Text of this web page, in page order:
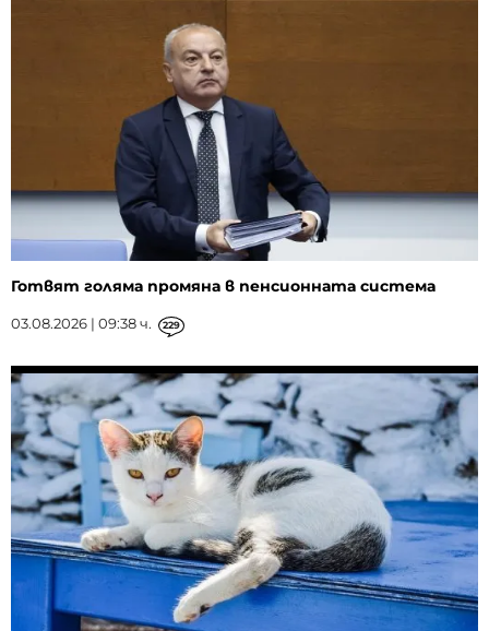
Готвят голяма промяна в пенсионната система
03.08.2026 | 09:38 ч. 229